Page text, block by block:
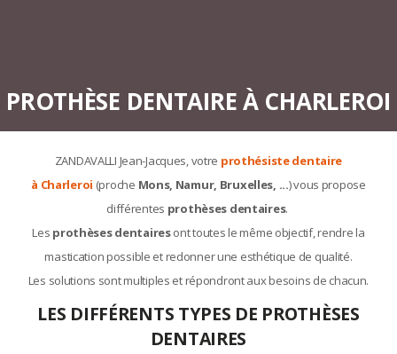
PROTHÈSE DENTAIRE À CHARLEROI
ZANDAVALLI Jean-Jacques, votre prothésiste dentaire
à Charleroi (proche Mons, Namur, Bruxelles, ...) vous propose
différentes prothèses dentaires.
Les prothèses dentairesont toutes le même objectif, rendre la
mastication possible et redonner une esthétique de qualité.
Les solutions sont multiples et répondront aux besoins de chacun.
LES DIFFÉRENTS TYPES DE PROTHÈSES
DENTAIRES